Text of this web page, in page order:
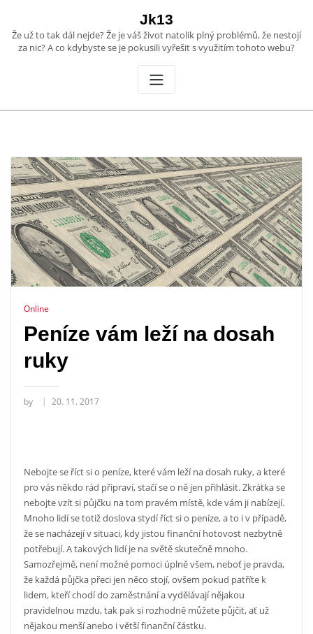
content
Jk13
Že už to tak dál nejde? Že je váš život natolik plný problémů, že nestojí
za nic? A co kdybyste se je pokusili vyřešit s využitím tohoto webu?
Online
Peníze vám leží na dosah
ruky
by 20. 11. 2017
Nebojte se říct si o peníze, které vám leží na dosah ruky, a které
pro vás někdo rád připraví, stačí se o ně jen přihlásit. Zkrátka se
nebojte vzít si půjčku na tom pravém místě, kde vám ji nabízejí.
Mnoho lidí se totiž doslova stydí říct si o peníze, a to i v případě,
že se nacházejí v situaci, kdy jistou finanční hotovost nezbytně
potřebují. A takových lidí je na světě skutečně mnoho.
Samozřejmě, není možné pomoci úplně všem, neboť je pravda,
že každá půjčka přeci jen něco stojí, ovšem pokud patříte k
lidem, kteří chodí do zaměstnání a vydělávají nějakou
pravidelnou mzdu, tak pak si rozhodně můžete půjčit, ať už
nějakou menší anebo i větší finanční částku.